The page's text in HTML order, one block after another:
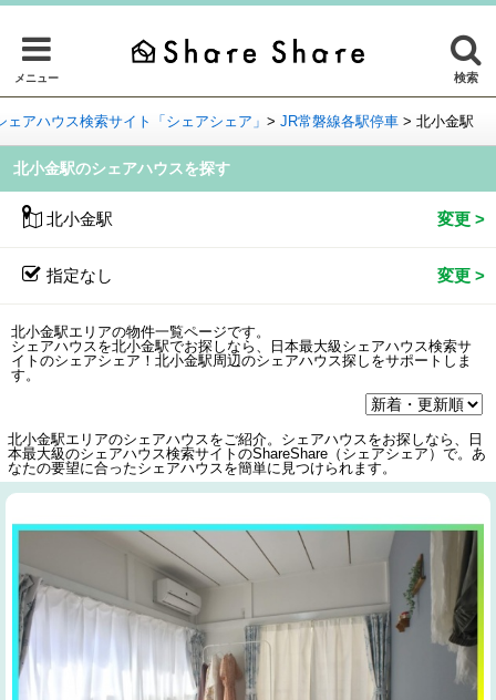
メニュー 検索
ェアハウス検索サイト「シェアシェア」 > JR常磐線各駅停車 > 北小金駅
北小金駅のシェアハウスを探す
北小金駅
指定なし
北小金駅エリアの物件一覧ページです。
シェアハウスを北小金駅でお探しなら、日本最大級シェアハウス検索サ
イトのシェアシェア！北小金駅周辺のシェアハウス探しをサポートしま
す。
北小金駅エリアのシェアハウスをご紹介。シェアハウスをお探しなら、日
本最大級のシェアハウス検索サイトのShareShare（シェアシェア）で。あ
なたの要望に合ったシェアハウスを簡単に見つけられます。